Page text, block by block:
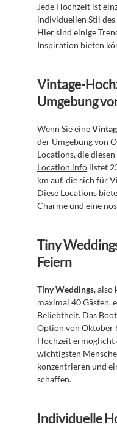
Jede Hochzeit ist
individuellen Stil
Hier sind einige
Inspiration bieten
Vintage-
Umgebung
Wenn Sie eine
der Umgebung von
Locations, die
Location.info listet
km auf, die sich für
Diese Locations
Charme und eine
Tiny
Feiern
Tiny Weddings, also
maximal 40 Gästen,
Beliebtheit. Das
Option von Oktober
Hochzeit ermöglicht
wichtigsten
konzentrieren und
schaffen.
Individuelle